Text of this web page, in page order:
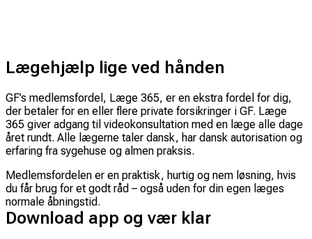
Lægehjælp lige ved hånden
GF’s medlemsfordel, Læge 365, er en ekstra fordel for dig,
der betaler for en eller flere private forsikringer i GF. Læge
365 giver adgang til videokonsultation med en læge alle dage
året rundt. Alle lægerne taler dansk, har dansk autorisation og
erfaring fra sygehuse og almen praksis.
Medlemsfordelen er en praktisk, hurtig og nem løsning, hvis
du får brug for et godt råd – også uden for din egen læges
normale åbningstid.
Download app og vær klar